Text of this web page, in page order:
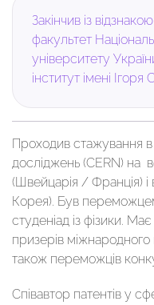
Закінчив із
факультет
університету
інститут імені Ігоря
Проходив стажування
досліджень (CERN) на
(Швейцарія / Франція) і
Корея). Був
студеніад із фізики.
призерів
також переможців
Співавтор патентів у